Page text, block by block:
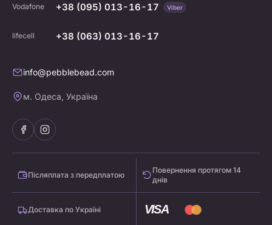
Vodafone +38 (095) 013-16-17 Viber
lifecell +38 (063) 013-16-17
info@pebblebead.com
м. Одеса, Україна
Післяплата з передплатою
Повернення протягом 14
днів
Доставка по Україні VISA